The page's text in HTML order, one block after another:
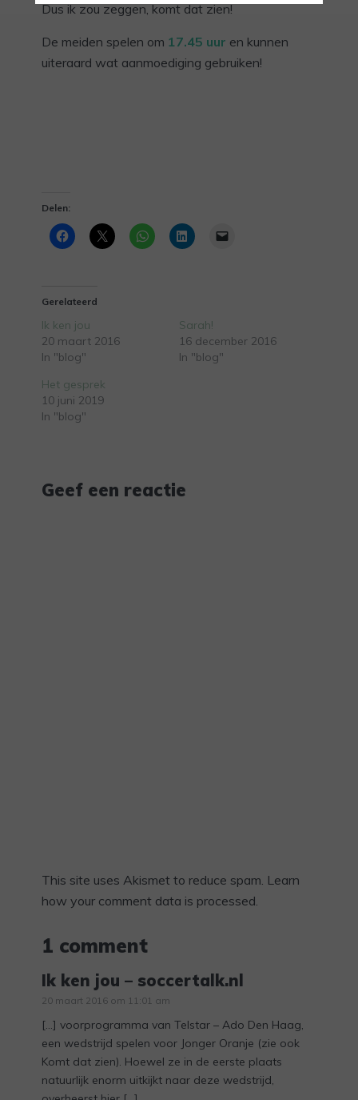
Dus ik zou zeggen, komt dat zien!
De meiden spelen om 17.45 uur en kunnen
uiteraard wat aanmoediging gebruiken!
Delen:
Gerelateerd
Ik ken jou
20 maart 2016
In "blog"
Sarah!
16 december 2016
In "blog"
Het gesprek
10 juni 2019
In "blog"
Geef een reactie
This site uses Akismet to reduce spam. Learn
how your comment data is processed.
1 comment
Ik ken jou – soccertalk.nl
20 maart 2016 om 11:01 am
[…] voorprogramma van Telstar – Ado Den Haag,
een wedstrijd spelen voor Jonger Oranje (zie ook
Komt dat zien). Hoewel ze in de eerste plaats
natuurlijk enorm uitkijkt naar deze wedstrijd,